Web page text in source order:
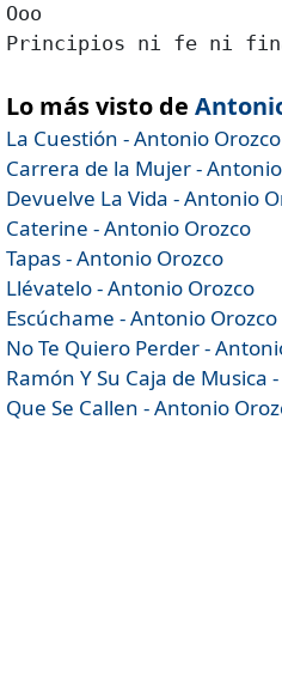
Ooo
Principios ni fe ni
Lo más visto de
La Cuestión - Antonio Orozco
Carrera de la Mujer -
Devuelve La Vida - Antonio
Caterine - Antonio Orozco
Tapas - Antonio Orozco
Llévatelo - Antonio Orozco
Escúchame - Antonio Orozco
No Te Quiero Perder -
Ramón Y Su Caja de Musica
Que Se Callen - Antonio